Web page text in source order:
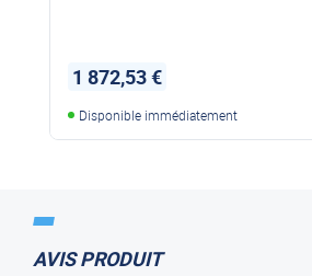
1 872,53 €
Disponible immédiatement
AVIS PRODUIT